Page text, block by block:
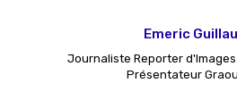
Emeric
Journaliste Reporter
Présentateur